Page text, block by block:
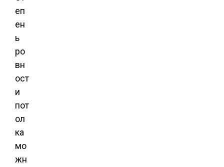
еп
ен
ь
ро
вн
ост
и
пот
ол
ка
мо
жн